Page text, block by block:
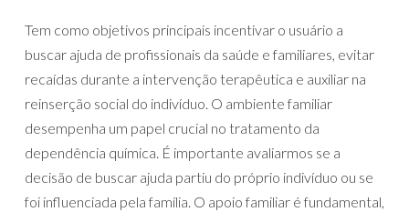
Tem como objetivos principais incentivar o usuário a
buscar ajuda de profissionais da saúde e familiares, evitar
recaídas durante a intervenção terapêutica e auxiliar na
reinserção social do indivíduo. O ambiente familiar
desempenha um papel crucial no tratamento da
dependência química. É importante avaliarmos se a
decisão de buscar ajuda partiu do próprio indivíduo ou se
foi influenciada pela família. O apoio familiar é fundamental,